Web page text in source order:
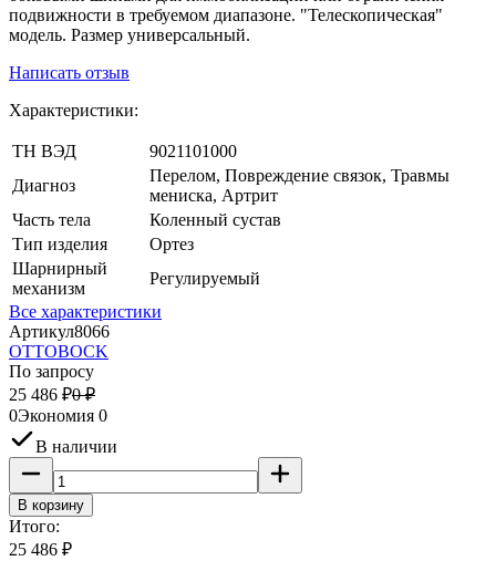
подвижности в требуемом диапазоне. "Телескопическая"
модель. Размер универсальный.
Написать отзыв
Характеристики:
ТН ВЭД
9021101000
Диагноз
Перелом, Повреждение связок, Травмы
мениска, Артрит
Часть тела
Коленный сустав
Тип изделия
Ортез
Шарнирный
механизм
Регулируемый
Все характеристики
Артикул8066
OTTOBOCK
По запросу
25 486 ₽0 ₽
0Экономия 0
В наличии
В корзину
Итого:
25 486 ₽